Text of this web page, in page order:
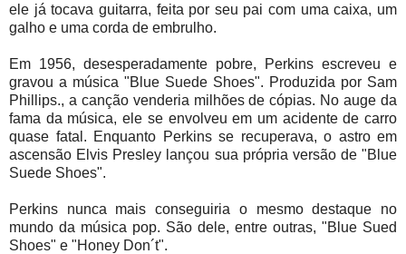
ele já tocava guitarra, feita por seu pai com uma caixa, um
galho e uma corda de embrulho.
Em 1956, desesperadamente pobre, Perkins escreveu e
gravou a música "Blue Suede Shoes". Produzida por Sam
Phillips., a canção venderia milhões de cópias. No auge da
fama da música, ele se envolveu em um acidente de carro
quase fatal. Enquanto Perkins se recuperava, o astro em
ascensão Elvis Presley lançou sua própria versão de "Blue
Suede Shoes".
Perkins nunca mais conseguiria o mesmo destaque no
mundo da música pop. São dele, entre outras, "Blue Sued
Shoes" e "Honey Don´t".